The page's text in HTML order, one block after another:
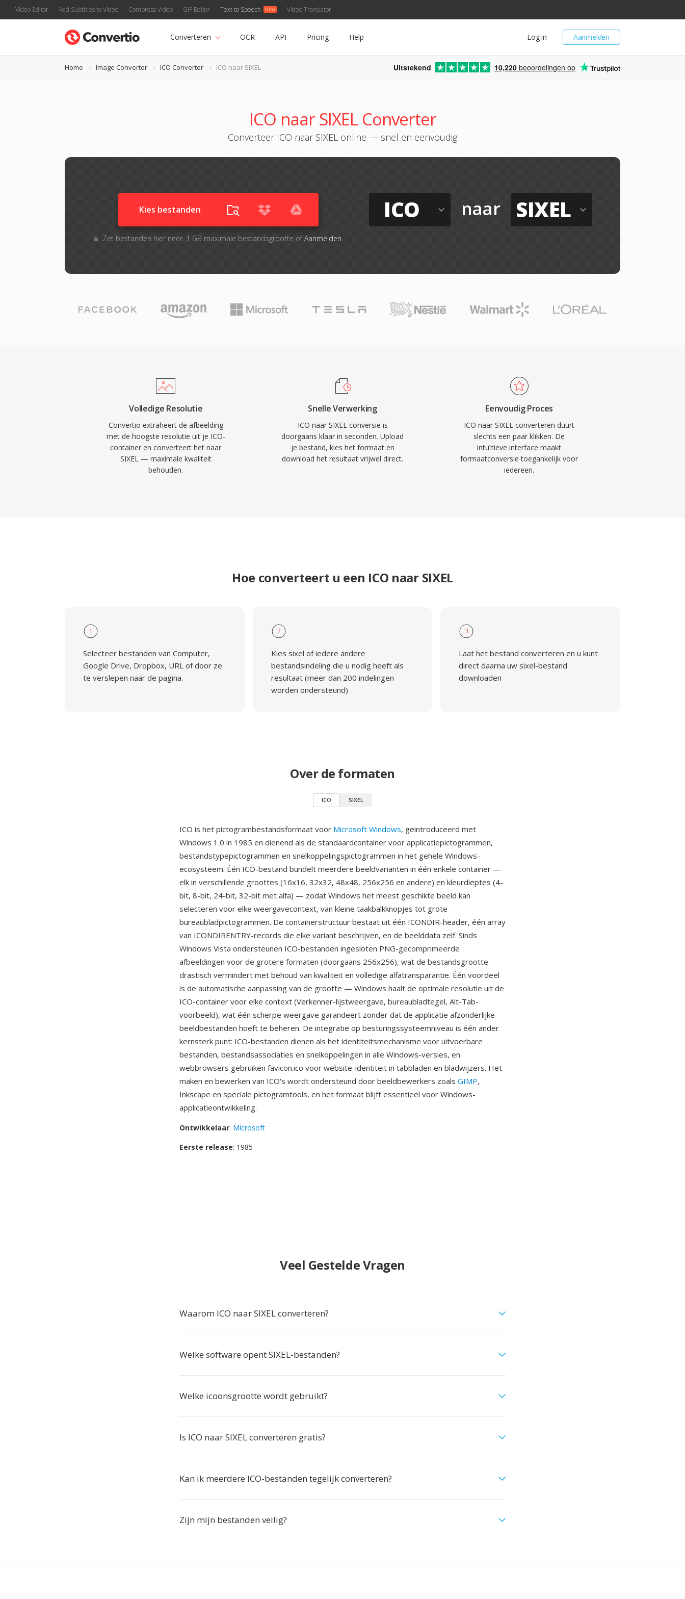
Video Editor Add Subtitles to Video Compress Video GIF Editor Text to Speech Video Translator
Aanmelden
Log in
Converteren OCR API Pricing Help
Home Image Converter ICO Converter ICO naar SIXEL Uitstekend 10,220 beoordelingen op
ICO naar SIXEL Converter
Converteer ICO naar SIXEL online — snel en eenvoudig
Kies bestanden
Zet bestanden hier neer. 1 GB maximale bestandsgrootte ofAanmelden
ICO naar SIXEL
Volledige Resolutie
Convertio extraheert de afbeelding
met de hoogste resolutie uit je ICO-
container en converteert het naar
SIXEL — maximale kwaliteit
behouden.
Snelle Verwerking
ICO naar SIXEL conversie is
doorgaans klaar in seconden. Upload
je bestand, kies het formaat en
download het resultaat vrijwel direct.
Eenvoudig Proces
ICO naar SIXEL converteren duurt
slechts een paar klikken. De
intuïtieve interface maakt
formaatconversie toegankelijk voor
iedereen.
Hoe converteert u een ICO naar SIXEL
1
Selecteer bestanden van Computer,
Google Drive, Dropbox, URL of door ze
te verslepen naar de pagina.
2
Kies sixel of iedere andere
bestandsindeling die u nodig heeft als
resultaat (meer dan 200 indelingen
worden ondersteund)
3
Laat het bestand converteren en u kunt
direct daarna uw sixel-bestand
downloaden
Over de formaten
ICO SIXEL
ICO is het pictogrambestandsformaat voor Microsoft Windows, geintroduceerd met
Windows 1.0 in 1985 en dienend als de standaardcontainer voor applicatiepictogrammen,
bestandstypepictogrammen en snelkoppelingspictogrammen in het gehele Windows-
ecosysteem. Één ICO-bestand bundelt meerdere beeldvarianten in één enkele container —
elk in verschillende groottes (16x16, 32x32, 48x48, 256x256 en andere) en kleurdieptes (4-
bit, 8-bit, 24-bit, 32-bit met alfa) — zodat Windows het meest geschikte beeld kan
selecteren voor elke weergavecontext, van kleine taakbalkknopjes tot grote
bureaubladpictogrammen. De containerstructuur bestaat uit één ICONDIR-header, één array
van ICONDIRENTRY-records die elke variant beschrijven, en de beelddata zelf. Sinds
Windows Vista ondersteunen ICO-bestanden ingesloten PNG-gecomprimeerde
afbeeldingen voor de grotere formaten (doorgaans 256x256), wat de bestandsgrootte
drastisch vermindert met behoud van kwaliteit en volledige alfatransparantie. Één voordeel
is de automatische aanpassing van de grootte — Windows haalt de optimale resolutie uit de
ICO-container voor elke context (Verkenner-lijstweergave, bureaubladtegel, Alt-Tab-
voorbeeld), wat één scherpe weergave garandeert zonder dat de applicatie afzonderlijke
beeldbestanden hoeft te beheren. De integratie op besturingssysteemniveau is één ander
kernsterk punt: ICO-bestanden dienen als het identiteitsmechanisme voor uitvoerbare
bestanden, bestandsassociaties en snelkoppelingen in alle Windows-versies, en
webbrowsers gebruiken favicon.ico voor website-identiteit in tabbladen en bladwijzers. Het
maken en bewerken van ICO's wordt ondersteund door beeldbewerkers zoals GIMP,
Inkscape en speciale pictogramtools, en het formaat blijft essentieel voor Windows-
applicatieontwikkeling.
Ontwikkelaar: Microsoft
Eerste release: 1985
Veel Gestelde Vragen
Waarom ICO naar SIXEL converteren?
Welke software opent SIXEL-bestanden?
Welke icoonsgrootte wordt gebruikt?
Is ICO naar SIXEL converteren gratis?
Kan ik meerdere ICO-bestanden tegelijk converteren?
Zijn mijn bestanden veilig?